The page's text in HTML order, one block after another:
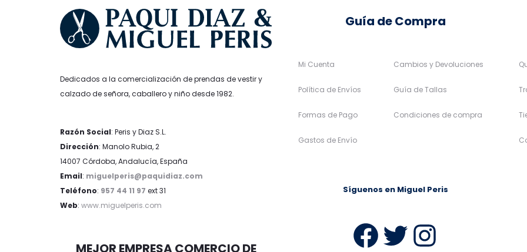
de
producto
de
producto
producto
Dedicados a la comercialización de prendas de vestir y
calzado de señora, caballero y niño desde 1982.
Razón Social: Peris y Diaz S.L.
Dirección: Manolo Rubia, 2
14007 Córdoba, Andalucía, España
Email: miguelperis@paquidiaz.com
Teléfono: 957 44 11 97 ext 31
Web: www.miguelperis.com
MEJOR EMPRESA COMERCIO DE
Guía de Compra
Mi Cuenta
Política de Envíos
Formas de Pago
Gastos de Envío
Cambios y Devoluciones
Guía de Tallas
Condiciones de compra
Síguenos en Miguel Peris
Facebook
Twitter